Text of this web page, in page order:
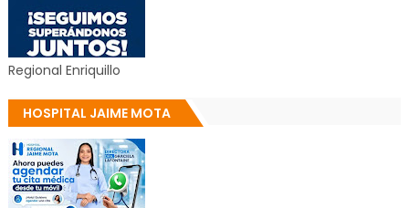
Regional Enriquillo
HOSPITAL JAIME MOTA